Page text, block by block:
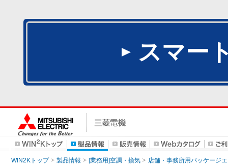
スマー
WIN2Kトップ 製品情報 [業務用]空調・換気 店舗・事務所用パッケージ